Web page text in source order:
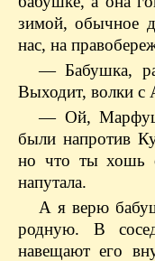
зимой, обычное
нас, на
— Бабушка,
Выходит, волки с
— Ой,
были напротив
но что ты хошь
напутала.
А я верю
родную. В
навещают его